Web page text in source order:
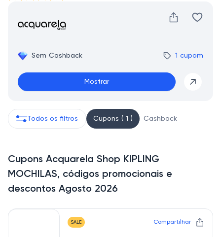
Sem Cashback 1 cupom
Mostrar
Todos os filtros Cupons ( 1 ) Cashback
Cupons Acquarela Shop KIPLING
MOCHILAS, códigos promocionais e
descontos Agosto 2026
SALE Compartilhar